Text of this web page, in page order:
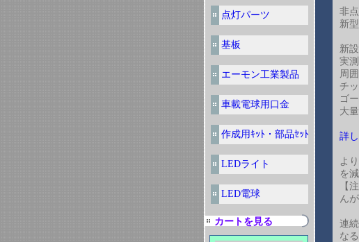
点灯パーツ
基板
エーモン工業製品
車載電球用口金
作成用ｷｯﾄ・部品ｾｯﾄ
LEDライト
LED電球
カートを見る
非
新
新
実
周
チ
ゴ
大
詳
よ
を
【
ん
連
な